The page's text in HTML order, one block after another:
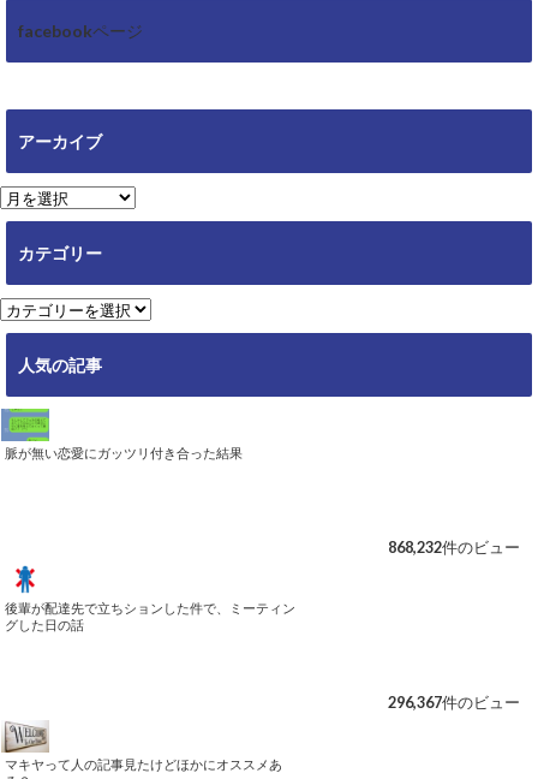
facebookページ
アーカイブ
ア
ー
ブ
カテゴリー
カ
テ
ー
人気の記事
脈が無い恋愛にガッツリ付き合った結果
868,232件のビュー
後輩が配達先で立ちションした件で、ミーティン
グした日の話
296,367件のビュー
マキヤって人の記事見たけどほかにオススメあ